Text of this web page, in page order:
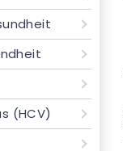
(HCV)